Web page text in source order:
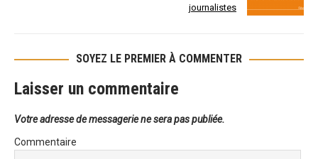
journalistes
SOYEZ LE PREMIER À COMMENTER
Laisser un commentaire
Votre adresse de messagerie ne sera pas publiée.
Commentaire